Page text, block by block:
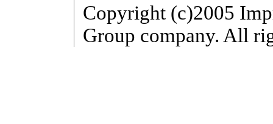
Copyright (c)2005
Group company. All